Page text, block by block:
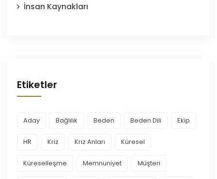
İnsan Kaynakları
Etiketler
Aday Bağlılık Beden Beden Dili Ekip
HR Kriz Kriz Anları Küresel
Küreselleşme Memnuniyet Müşteri